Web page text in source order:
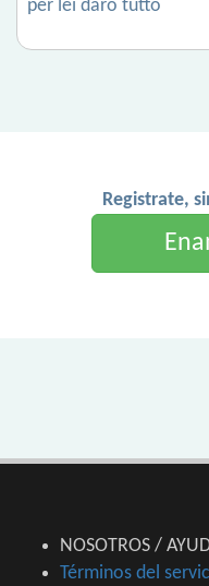
per lei daro tutto
Registrate,
NOSOTROS /
Términos del